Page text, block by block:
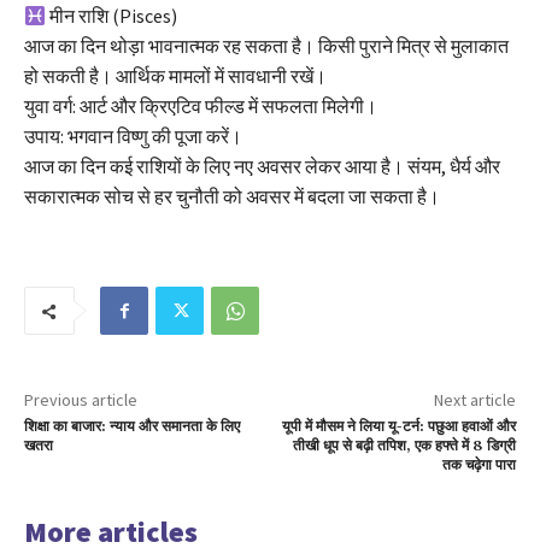
मीन राशि (Pisces)
आज का दिन थोड़ा भावनात्मक रह सकता है। किसी पुराने मित्र से मुलाकात
हो सकती है। आर्थिक मामलों में सावधानी रखें।
युवा वर्ग: आर्ट और क्रिएटिव फील्ड में सफलता मिलेगी।
उपाय: भगवान विष्णु की पूजा करें।
आज का दिन कई राशियों के लिए नए अवसर लेकर आया है। संयम, धैर्य और
सकारात्मक सोच से हर चुनौती को अवसर में बदला जा सकता है।
Previous article
शिक्षा का बाजार: न्याय और समानता के लिए
खतरा
Next article
यूपी में मौसम ने लिया यू-टर्न: पछुआ हवाओं और
तीखी धूप से बढ़ी तपिश, एक हफ्ते में 8 डिग्री
तक चढ़ेगा पारा
More articles